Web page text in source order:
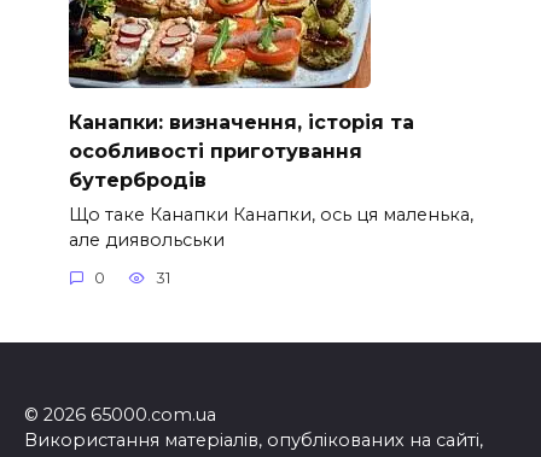
Канапки: визначення, історія та
особливості приготування
бутербродів
Що таке Канапки Канапки, ось ця маленька,
але диявольськи
0 31
© 2026 65000.com.ua
Використання матеріалів, опублікованих на сайті,